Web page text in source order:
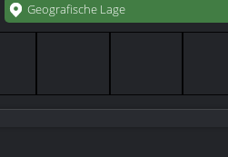
Geografische Lage